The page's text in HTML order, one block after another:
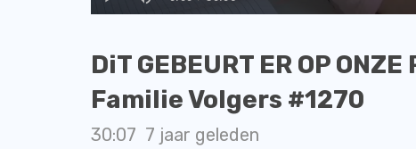
DiT GEBEURT ER OP
Familie Volgers #1270
30:07 7 jaar geleden